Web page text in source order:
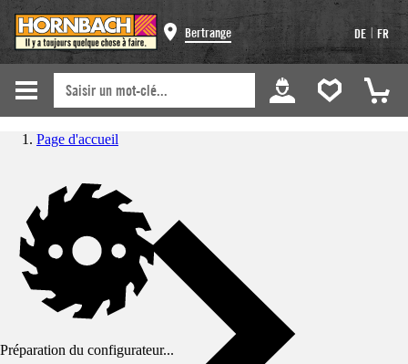
Bertrange DE | FR
Préparation du configurateur...
Page d'accueil